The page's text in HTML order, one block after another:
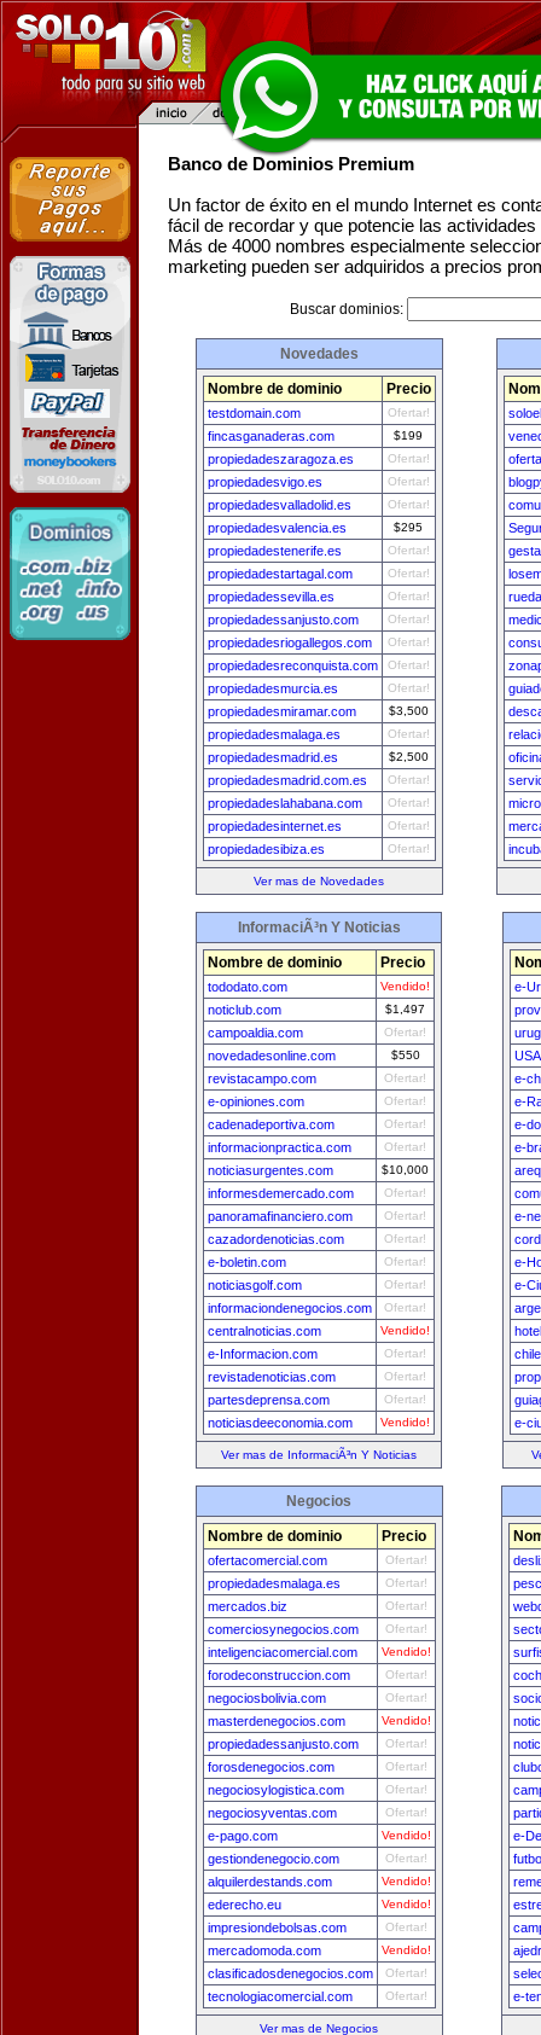
Banco de Dominios Premium
Un factor de éxito en el mundo Internet es
fácil de recordar y que potencie las
Más de 4000 nombres especialmente
marketing pueden ser adquiridos a precios
Buscar dominios:
Novedades
Nombre de dominio Precio
testdomain.com Ofertar!
fincasganaderas.com $199
propiedadeszaragoza.es Ofertar!
propiedadesvigo.es Ofertar!
propiedadesvalladolid.es Ofertar!
propiedadesvalencia.es $295
propiedadestenerife.es Ofertar!
propiedadestartagal.com Ofertar!
propiedadessevilla.es Ofertar!
propiedadessanjusto.com Ofertar!
propiedadesriogallegos.com Ofertar!
propiedadesreconquista.com Ofertar!
propiedadesmurcia.es Ofertar!
propiedadesmiramar.com $3,500
propiedadesmalaga.es Ofertar!
propiedadesmadrid.es $2,500
propiedadesmadrid.com.es Ofertar!
propiedadeslahabana.com Ofertar!
propiedadesinternet.es Ofertar!
propiedadesibiza.es Ofertar!
Ver mas de Novedades
InformaciÃ³n Y Noticias
Nombre de dominio Precio
tododato.com Vendido!
noticlub.com $1,497
campoaldia.com Ofertar!
novedadesonline.com $550
revistacampo.com Ofertar!
e-opiniones.com Ofertar!
cadenadeportiva.com Ofertar!
informacionpractica.com Ofertar!
noticiasurgentes.com $10,000
informesdemercado.com Ofertar!
panoramafinanciero.com Ofertar!
cazadordenoticias.com Ofertar!
e-boletin.com Ofertar!
noticiasgolf.com Ofertar!
informaciondenegocios.com Ofertar!
centralnoticias.com Vendido!
e-Informacion.com Ofertar!
revistadenoticias.com Ofertar!
partesdeprensa.com Ofertar!
noticiasdeeconomia.com Vendido!
Ver mas de InformaciÃ³n Y Noticias
e-
e-
e-
e-
e-
e-
e-
e-
e-
Negocios
Nombre de dominio Precio
ofertacomercial.com Ofertar!
propiedadesmalaga.es Ofertar!
mercados.biz Ofertar!
comerciosynegocios.com Ofertar!
inteligenciacomercial.com Vendido!
forodeconstruccion.com Ofertar!
negociosbolivia.com Ofertar!
masterdenegocios.com Vendido!
propiedadessanjusto.com Ofertar!
forosdenegocios.com Ofertar!
negociosylogistica.com Ofertar!
negociosyventas.com Ofertar!
e-pago.com Vendido!
gestiondenegocio.com Ofertar!
alquilerdestands.com Vendido!
ederecho.eu Vendido!
impresiondebolsas.com Ofertar!
mercadomoda.com Vendido!
clasificadosdenegocios.com Ofertar!
tecnologiacomercial.com Ofertar!
Ver mas de Negocios
e-
e-